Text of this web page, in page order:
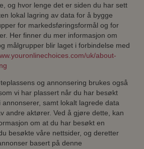
og hvor lenge det er siden du har sett
lokal lagring av data for å bygge
for markedsføringsformål og for
Her finner du mer informasjon om
målgrupper blir laget i forbindelse med
uk/about-
og annonsering brukes også
vi har plassert når du har besøkt
samt lokalt lagrede data
andre aktører. Ved å gjøre dette, kan
om at du har besøkt en
besøkte våre nettsider, og deretter
basert på denne